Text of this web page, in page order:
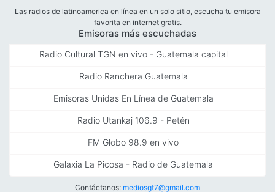
Las radios de latinoamerica en línea en un solo sitio, escucha tu emisora
favorita en internet gratis.
Emisoras más escuchadas
Radio Cultural TGN en vivo - Guatemala capital
Radio Ranchera Guatemala
Emisoras Unidas En Línea de Guatemala
Radio Utankaj 106.9 - Petén
FM Globo 98.9 en vivo
Galaxia La Picosa - Radio de Guatemala
Contáctanos: mediosgt7@gmail.com